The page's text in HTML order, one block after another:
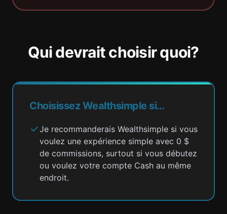
Qui devrait choisir quoi?
Choisissez Wealthsimple si…
Je recommanderais Wealthsimple si vous
voulez une expérience simple avec 0 $
de commissions, surtout si vous débutez
ou voulez votre compte Cash au même
endroit.